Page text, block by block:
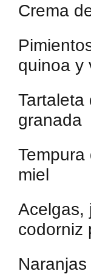
Crema
quinoa y
Tartaleta
granada
miel
Acelgas,
codorniz